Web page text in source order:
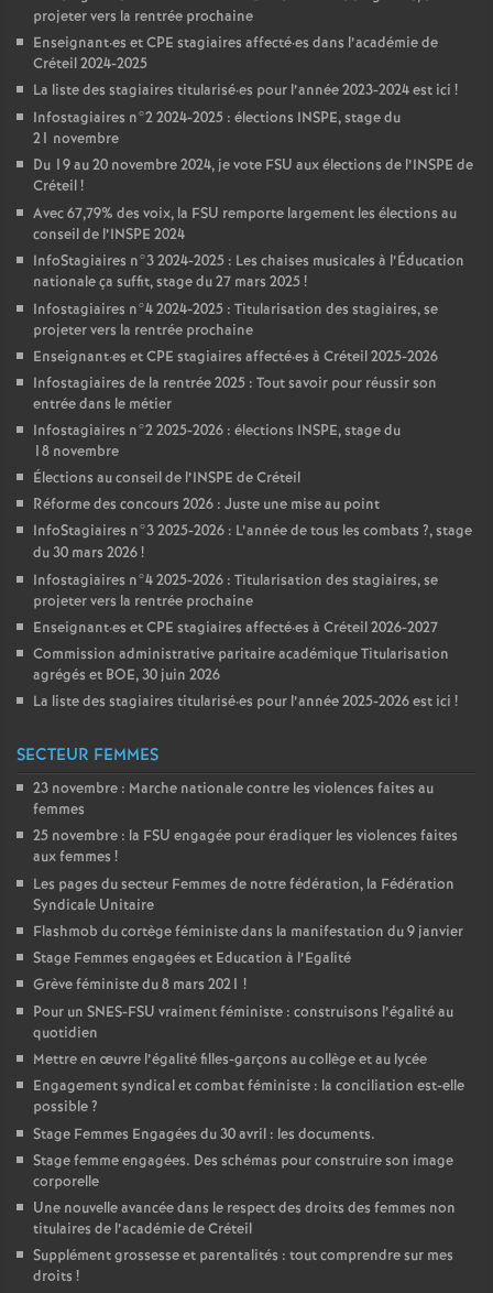
projeter vers la rentrée prochaine
Enseignant·es etCPE stagiaires affecté·es dans l’académie de
Créteil 2024-2025
La liste des stagiaires titularisé·es pour l’année 2023-2024 est ici !
Infostagiaires n°2 2024-2025 : élections INSPE, stage du
21 novembre
Du 19 au 20 novembre 2024, je vote FSU aux élections de l’INSPE de
Créteil!
Avec 67,79% des voix, la FSU remporte largement les élections au
conseil de l’INSPE 2024
InfoStagiaires n°3 2024-2025 : Les chaises musicales à l’Éducation
nationale ça suffit, stage du 27 mars 2025!
Infostagiaires n°4 2024-2025 : Titularisation des stagiaires, se
projeter vers la rentrée prochaine
Enseignant·es etCPE stagiaires affecté·es à Créteil 2025-2026
Infostagiaires de la rentrée 2025 : Tout savoir pour réussir son
entrée dans le métier
Infostagiaires n°2 2025-2026 : élections INSPE, stage du
18 novembre
Élections au conseil de l’INSPE de Créteil
Réforme des concours 2026 : Juste une mise au point
InfoStagiaires n°3 2025-2026 : L’année de tous les combats ?, stage
du 30 mars 2026!
Infostagiaires n°4 2025-2026 : Titularisation des stagiaires, se
projeter vers la rentrée prochaine
Enseignant·es etCPE stagiaires affecté·es à Créteil 2026-2027
Commission administrative paritaire académique Titularisation
agrégés et BOE, 30 juin 2026
La liste des stagiaires titularisé·es pour l’année 2025-2026 est ici !
SECTEUR FEMMES
23 novembre : Marche nationale contre les violences faites au
femmes
25 novembre : la FSU engagée pour éradiquer les violences faites
aux femmes !
Les pages du secteur Femmes de notre fédération, la Fédération
Syndicale Unitaire
Flashmob du cortège féministe dans la manifestation du 9 janvier
Stage Femmes engagées et Education à l’Egalité
Grève féministe du 8 mars 2021 !
Pour un SNES-FSU vraiment féministe : construisons l’égalité au
quotidien
Mettre en œuvre l’égalité filles-garçons au collège et au lycée
Engagement syndical et combat féministe : la conciliation est-elle
possible?
Stage Femmes Engagées du 30 avril : les documents.
Stage femme engagées. Des schémas pour construire son image
corporelle
Une nouvelle avancée dans le respect des droits des femmes non
titulaires de l’académie de Créteil
Supplément grossesse et parentalités : tout comprendre sur mes
droits !